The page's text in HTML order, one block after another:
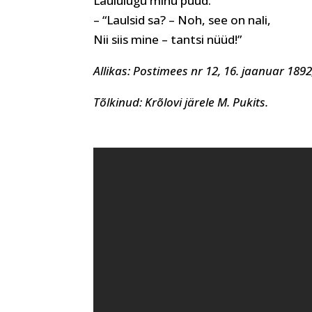
– “Laulsid sa? – Noh, see on nali,
Nii siis mine – tantsi nüüd!”
Allikas:Postimees nr 12, 16. jaanuar
Tõlkinud:Krõlovi järele M. Pukits.